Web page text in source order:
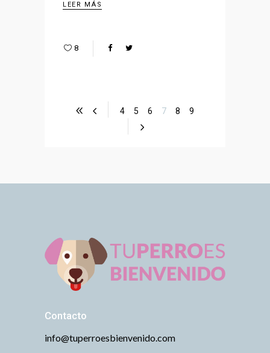
LEER MÁS
8
4 5 6 7 8 9
Contacto
info@tuperroesbienvenido.com